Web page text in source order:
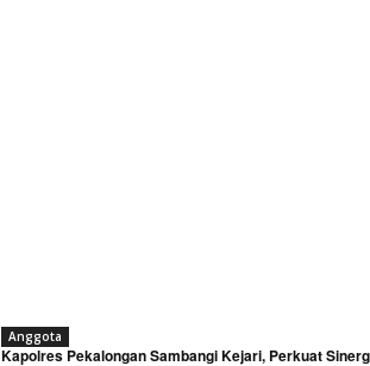
Anggota
Kapolres Pekalongan Sambangi Kejari, Perkuat